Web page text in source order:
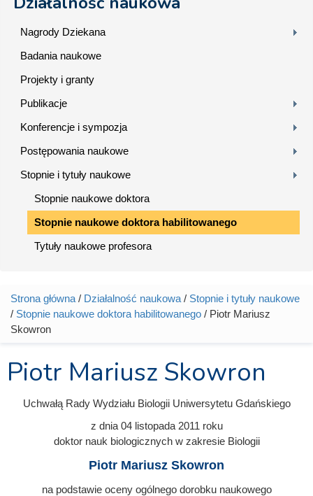
Nagrody Dziekana
Badania naukowe
Projekty i granty
Publikacje
Konferencje i sympozja
Postępowania naukowe
Stopnie i tytuły naukowe
Stopnie naukowe doktora
Stopnie naukowe doktora habilitowanego
Tytuły naukowe profesora
Jesteś tutaj
Strona główna / Działalność naukowa / Stopnie i tytuły naukowe
/ Stopnie naukowe doktora habilitowanego / Piotr Mariusz
Skowron
Piotr Mariusz Skowron
Uchwałą Rady Wydziału Biologii Uniwersytetu Gdańskiego
z dnia 04 listopada 2011 roku
doktor nauk biologicznych w zakresie Biologii
Piotr Mariusz Skowron
na podstawie oceny ogólnego dorobku naukowego